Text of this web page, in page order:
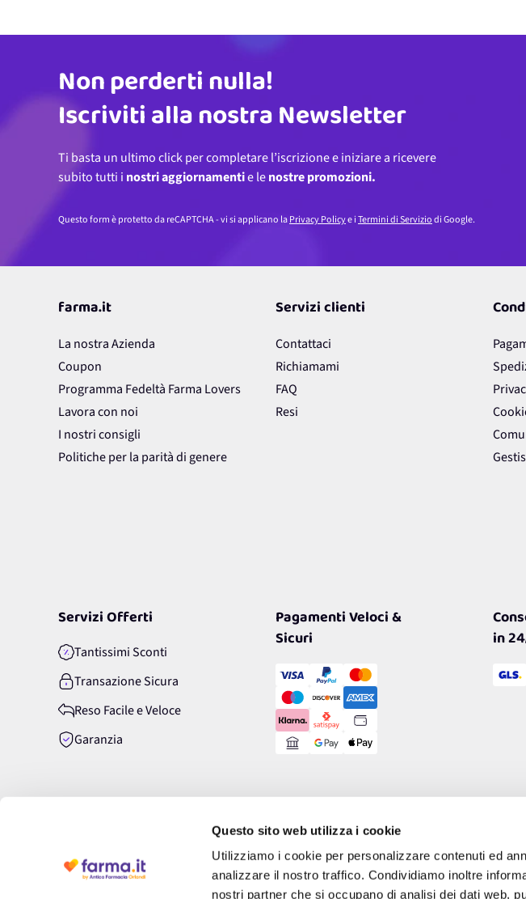
Questo sito web utilizza i cookie
Utilizziamo i cookie per personalizzare contenuti ed
analizzare il nostro traffico. Condividiamo inoltre
nostri partner che si occupano di analisi dei dati web,
Indirizzo email
Non perderti nulla!
Iscriviti alla nostra Newsletter
Ti basta un ultimo click per completare l’iscrizione e iniziare a ricevere
subito tutti i nostri aggiornamentie lenostre promozioni.
Questo form è protetto da reCAPTCHA - vi si applicano laPrivacy Policye iTermini di Serviziodi Google.
farma.it
La nostra Azienda
Coupon
Programma Fedeltà Farma Lovers
Lavora con noi
I nostri consigli
Politiche per la parità di genere
Servizi clienti
Contattaci
Richiamami
FAQ
Resi
Servizi Offerti
Tantissimi Sconti
Transazione Sicura
Reso Facile e Veloce
Garanzia
Pagamenti Veloci &
Sicuri in